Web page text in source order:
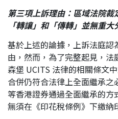
第三項上訴理由： 區域法院裁
「轉讓」和「傳轉」並無重
基於上述的論據，上訴法庭
由，然而，為了完整起見，
森堡 UCITS 法律的相關條文
合併仍符合法律上全面繼承
等香港證券通過全面繼承的
無須在《印花稅條例》下繳納